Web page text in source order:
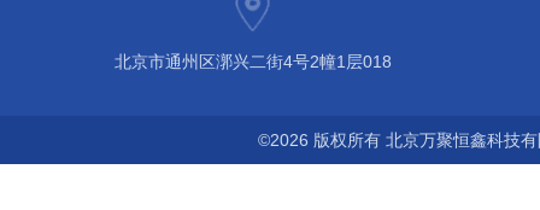
北京市通州区漷兴二街4号2幢1层018
©2026 版权所有 北京万聚恒鑫科技